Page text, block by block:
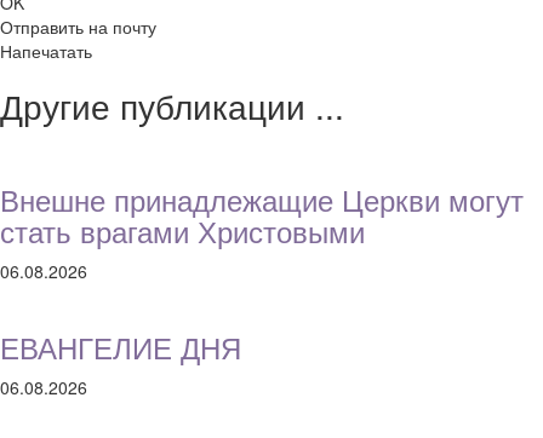
Отправить на почту
Напечатать
Другие публикации ...
Внешне принадлежащие Церкви могут
стать врагами Христовыми
06.08.2026
ЕВАНГЕЛИЕ ДНЯ
06.08.2026